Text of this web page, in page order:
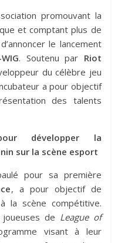
promouvant la
et comptant plus de
le lancement
. Soutenu par Riot
du célèbre jeu
a pour objectif
des talents
développer la
sur la scène esport
pour sa première
, a pour objectif de
la scène compétitive.
de League of
visant à leur